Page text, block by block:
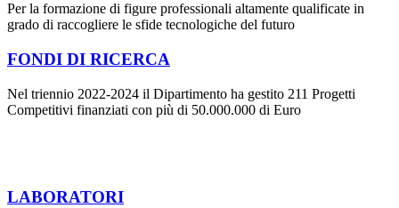
Per la formazione di figure professionali altamente qualificate in
grado di raccogliere le sfide tecnologiche del futuro
FONDI DI RICERCA
Nel triennio 2022-2024 il Dipartimento ha gestito 211 Progetti
Competitivi finanziati con più di 50.000.000 di Euro
LABORATORI